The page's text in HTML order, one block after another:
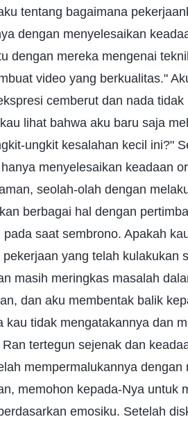
tentang bagaimana
dengan menyelesaikan
dengan mereka mengenai
video yang berkualitas."
cemberut dan nada tidak
lihat bahwa aku baru saja
ungkit kesalahan kecil ini?"
menyelesaikan keadaan
seolah-olah dengan
berbagai hal dengan
saat sembrono. Apakah
yang telah kulakukan
masih meringkas masalah
dan aku membentak balik
tidak mengatakannya dan
tertegun sejenak dan
mempermalukannya dengan
memohon kepada-Nya untuk
emosiku. Setelah